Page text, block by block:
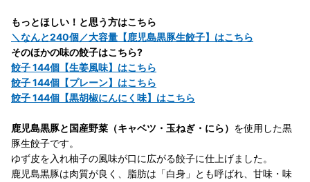
もっとほしい！と思う方はこちら
＼なんと240個／大容量【鹿児島黒豚生餃子】はこちら
そのほかの味の餃子はこちら?
餃子 144個【生姜風味】はこちら
餃子 144個【プレーン】はこちら
餃子 144個【黒胡椒にんにく味】はこちら
鹿児島黒豚と国産野菜（キャベツ・玉ねぎ・にら） を使用した黒
豚生餃子です。
ゆず皮を入れ柚子の風味が口に広がる餃子に仕上げました。
鹿児島黒豚は肉質が良く、脂肪は「白身」とも呼ばれ、甘味・味